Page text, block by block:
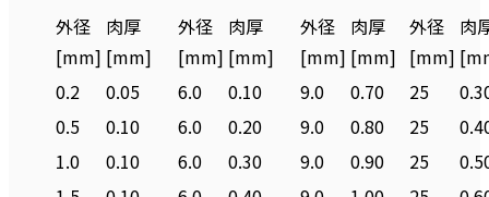
外径
[mm]
肉厚
[mm]
外径
[mm]
肉厚
[mm]
外径
[mm]
肉厚
[mm]
外径
[mm]
肉
0.2
0.05 6.0 0.10 9.0 0.70 25
0.5
0.10 6.0 0.20 9.0 0.80 25
1.0
0.10 6.0 0.30 9.0 0.90 25